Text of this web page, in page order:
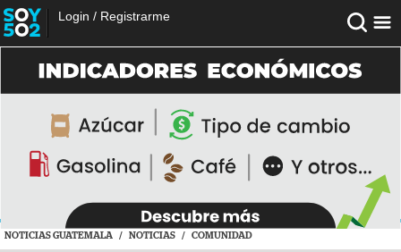
Login / Registrarme
NOTICIAS GUATEMALA / NOTICIAS / COMUNIDAD